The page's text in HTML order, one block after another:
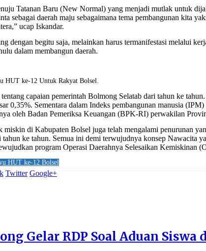
Tatanan Baru (New Normal) yang menjadi mutlak untuk
sebagai daerah maju sebagaimana tema pembangunan
ucap Iskandar.
dengan begitu saja, melainkan harus termanifestasi melalui
dalam membangun daerah.
HUT ke-12 Untuk Rakyat Bolsel.
capaian pemerintah Bolmong Selatab dari tahun ke
0,35%. Sementara dalam Indeks pembangunan manusia
oleh Badan Pemeriksa Keuangan (BPK-RI) perwakilan
miskin di Kabupaten Bolsel juga telah mengalami penurunan
ke tahun. Semua ini demi terwujudnya konsep Nawacita
program Operasi Daerahnya Selesaikan Kemiskinan
HUT ke-12 Bolsel
Twitter Google+
Gelar RDP Soal Aduan Siswa